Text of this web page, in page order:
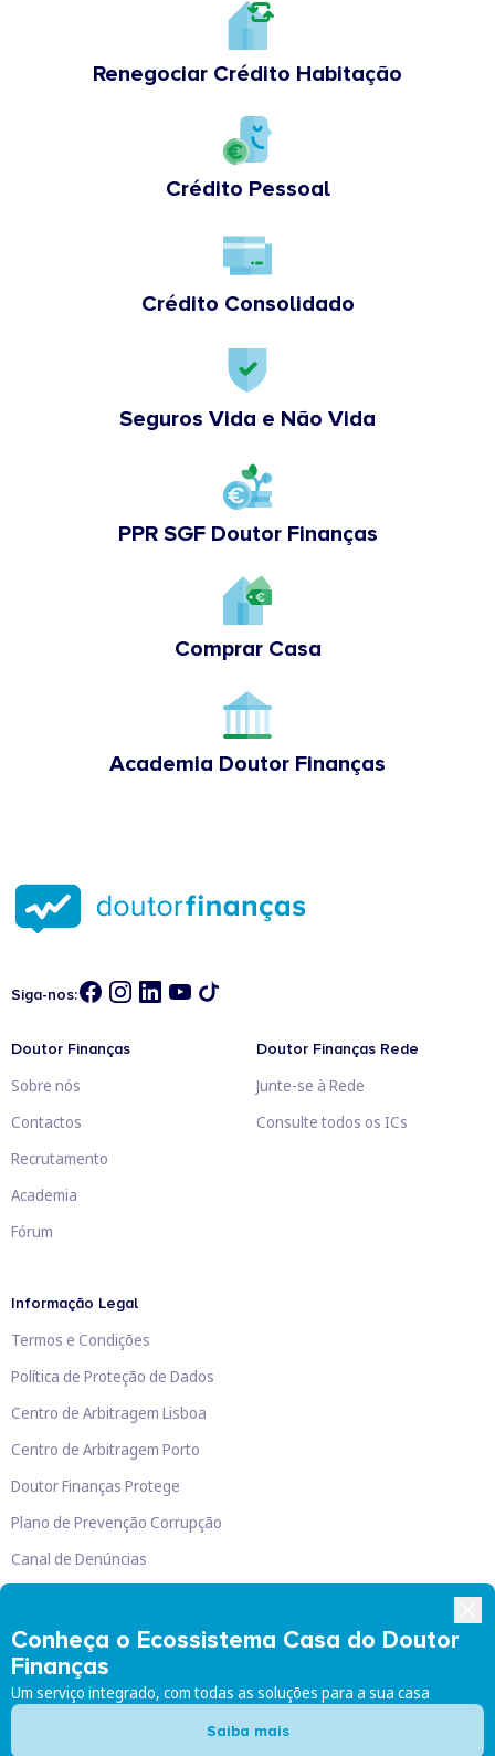
Renegociar Crédito Habitação
Crédito Pessoal
Crédito Consolidado
Seguros Vida e Não Vida
PPR SGF Doutor Finanças
Comprar Casa
Academia Doutor Finanças
Conheça o Ecossistema Casa do Doutor
Finanças
Um serviço integrado, com todas as soluções para a sua casa
Saiba mais
Siga-nos:
Doutor Finanças
Sobre nós
Contactos
Recrutamento
Academia
Fórum
Doutor Finanças Rede
Junte-se à Rede
Consulte todos os ICs
Informação Legal
Termos e Condições
Política de Proteção de Dados
Centro de Arbitragem Lisboa
Centro de Arbitragem Porto
Doutor Finanças Protege
Plano de Prevenção Corrupção
Canal de Denúncias
Doutor Finanças, Lda